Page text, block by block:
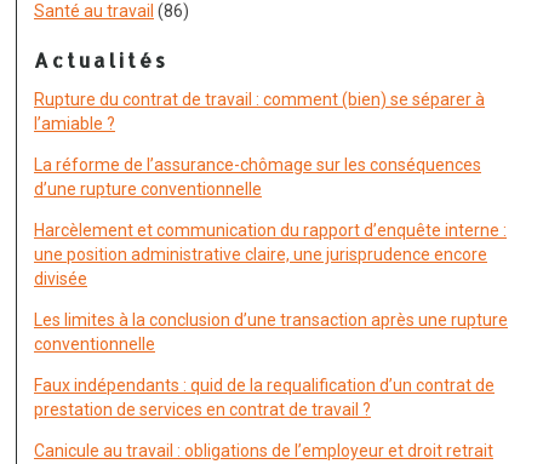
Santé au travail (86)
Actualités
Rupture du contrat de travail : comment (bien) se séparer à
l’amiable ?
La réforme de l’assurance-chômage sur les conséquences
d’une rupture conventionnelle
Harcèlement et communication du rapport d’enquête interne :
une position administrative claire, une jurisprudence encore
divisée
Les limites à la conclusion d’une transaction après une rupture
conventionnelle
Faux indépendants : quid de la requalification d’un contrat de
prestation de services en contrat de travail ?
Canicule au travail : obligations de l’employeur et droit retrait